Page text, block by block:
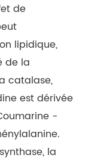
de
lipidique,
de la
catalase,
est dérivée
-
la